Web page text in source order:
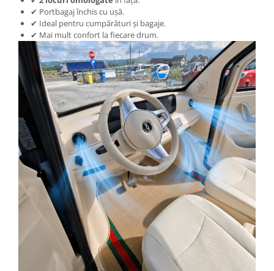
Cauciuc Trotineta Electrica
Camera Trotineta Electrica
Incarcator Trotineta Electrica
Controller Trotineta Electrica
Acceleratie Trotineta Electrica
Display/Ecran Trotineta Electrica
Motor Trotineta Electrica
Kit Frână Hidraulică
Franare Trotineta Electrica
Aparatori Noroi Trotineta Electrica
Electrice Diverse, Contacte,
Butoane
Lumini Trotinete Electrice
Piese Kugoo
Kukirin M4 MAX
Kukirin S1 MAX 2025-2026
✔ Portbagaj închis cu ușă.
✔ Ideal pentru cumpărături și bagaje.
✔ Mai mult confort la fiecare drum.